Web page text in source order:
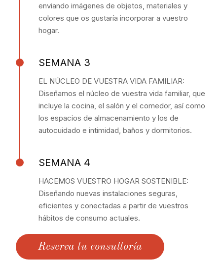
enviando imágenes de objetos, materiales y
colores que os gustaría incorporar a vuestro
hogar.
SEMANA 3
EL NÚCLEO DE VUESTRA VIDA FAMILIAR:
Diseñamos el núcleo de vuestra vida familiar, que
incluye la cocina, el salón y el comedor, así como
los espacios de almacenamiento y los de
autocuidado e intimidad, baños y dormitorios.
SEMANA 4
HACEMOS VUESTRO HOGAR SOSTENIBLE:
Diseñando nuevas instalaciones seguras,
eficientes y conectadas a partir de vuestros
hábitos de consumo actuales.
Reserva tu consultoría